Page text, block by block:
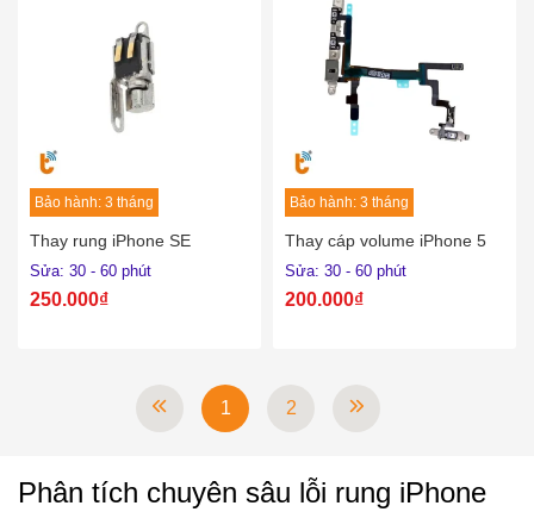
Bảo hành: 3 tháng
Thay rung iPhone SE
Sửa: 30 - 60 phút
250.000₫
Bảo hành: 3 tháng
Thay cáp volume iPhone 5
Sửa: 30 - 60 phút
200.000₫
1 2
Phân tích chuyên sâu lỗi rung iPhone